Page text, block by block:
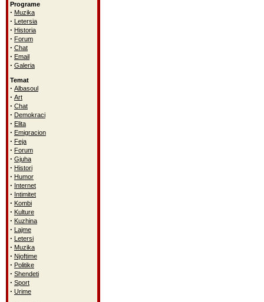
Programe
· Muzika
· Letersia
· Historia
· Forum
· Chat
· Email
· Galeria
Temat
· Albasoul
· Art
· Chat
· Demokraci
· Elita
· Emigracion
· Feja
· Forum
· Gjuha
· Histori
· Humor
· Internet
· Intimitet
· Kombi
· Kulture
· Kuzhina
· Lajme
· Letersi
· Muzika
· Njoftime
· Politike
· Shendeti
· Sport
· Urime